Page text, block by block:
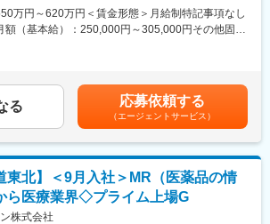
リアプランがあります。また、弊社のマネージャ
、MRからキャリアをチェンジしているメンバーで
》
師や薬剤師等へ、担当製品の情報提供を行いま
患者様に応じた情報提供や、担当製品の処方後の
社の定める業務
ていただきます。
商材に携わるため、社会貢献性と安定性を兼ね備
ら2か月間MR導入研修を受講し、MR資格を取得
す。
とハードルが高く思われる方もいるかもしれませ
ら学べる環境を整えているため、専門知識は入社
意欲があれば問題ございません。
についての詳細は、是非こちらのURLも併せてご
万円～620万円＜賃金形態＞月給制特記事項なし
額（基本給）：250,000円～305,000円その他固定
【補足】プロジェクト稼働手当(35,000円)、外勤
円／外勤3.5時間以上）■変動賞与制（6月・12
実績6ヶ月分■インセンティブ：3月（対象者）賃
目安の金額であり、選考を通じて上下する可能性
給(月額)は固定手当を含めた表記です。
る 応募依頼する
（エージェントサービス）
東北】＜9月入社＞MR（医薬品の情
ら医療業界◇プライム上場G
株式会社